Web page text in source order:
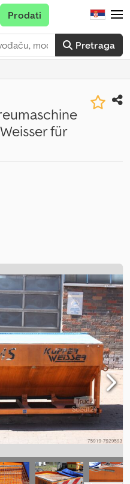
Pretraga
Prodati
für